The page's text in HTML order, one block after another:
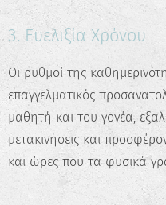
3. Ευελιξία Χρόνου
Οι ρυθμοί της
επαγγελματικός
μαθητή και του γονέα,
μετακινήσεις και
και ώρες που τα φυσικά